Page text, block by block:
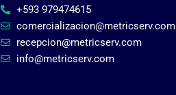
+593 979474615
comercializacion@metricserv.com
recepcion@metricserv.com
info@metricserv.com